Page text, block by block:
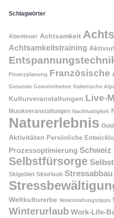
Schlagwörter
Abenteuer Achtsamkeit
Achtsamkeitstraining
Finanzplanung Französische
Gesunde Gewohnheiten Italienische
Kulturveranstaltungen Live-
Musikveranstaltungen Nachhaltigkeit
Naturerlebnis
Aktivitäten Persönliche
Prozessoptimierung Schweiz
Selbstfürsorge
Skigebiet Skiurlaub Stressabbau
Weltkulturerbe Veranstaltungstipps
Winterurlaub Work-Life-